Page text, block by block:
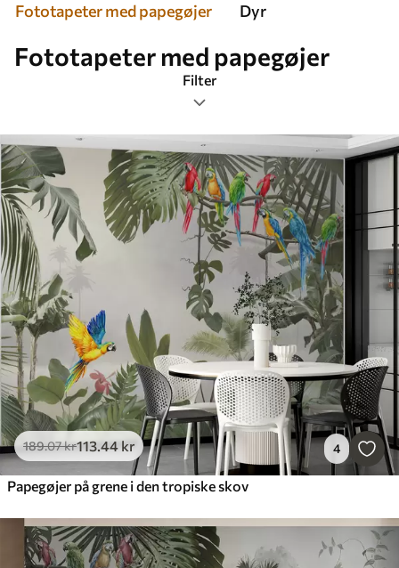
Fototapeter med papegøjer Dyr
Fototapeter med papegøjer
Filter
Tags
Billedformat
Farve
Smart
Nulstil alting
189.07kr113.44 kr 4
Papegøjer på grene i den tropiske skov